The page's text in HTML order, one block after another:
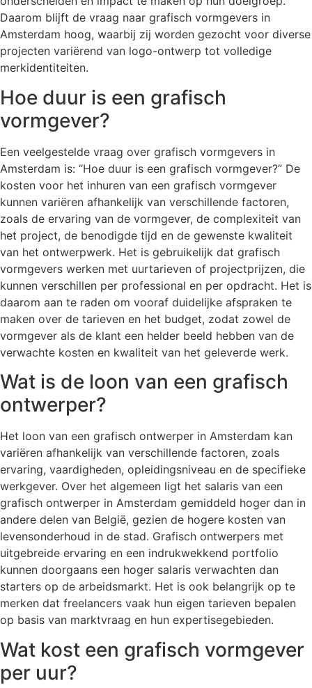
Daarom blijft de vraag naar grafisch vormgevers in
Amsterdam hoog, waarbij zij worden gezocht voor diverse
projecten variërend van logo-ontwerp tot volledige
merkidentiteiten.
Hoe duur is een grafisch
vormgever?
Een veelgestelde vraag over grafisch vormgevers in
Amsterdam is: “Hoe duur is een grafisch vormgever?” De
kosten voor het inhuren van een grafisch vormgever
kunnen variëren afhankelijk van verschillende factoren,
zoals de ervaring van de vormgever, de complexiteit van
het project, de benodigde tijd en de gewenste kwaliteit
van het ontwerpwerk. Het is gebruikelijk dat grafisch
vormgevers werken met uurtarieven of projectprijzen, die
kunnen verschillen per professional en per opdracht. Het is
daarom aan te raden om vooraf duidelijke afspraken te
maken over de tarieven en het budget, zodat zowel de
vormgever als de klant een helder beeld hebben van de
verwachte kosten en kwaliteit van het geleverde werk.
Wat is de loon van een grafisch
ontwerper?
Het loon van een grafisch ontwerper in Amsterdam kan
variëren afhankelijk van verschillende factoren, zoals
ervaring, vaardigheden, opleidingsniveau en de specifieke
werkgever. Over het algemeen ligt het salaris van een
grafisch ontwerper in Amsterdam gemiddeld hoger dan in
andere delen van België, gezien de hogere kosten van
levensonderhoud in de stad. Grafisch ontwerpers met
uitgebreide ervaring en een indrukwekkend portfolio
kunnen doorgaans een hoger salaris verwachten dan
starters op de arbeidsmarkt. Het is ook belangrijk op te
merken dat freelancers vaak hun eigen tarieven bepalen
op basis van marktvraag en hun expertisegebieden.
Wat kost een grafisch vormgever
per uur?